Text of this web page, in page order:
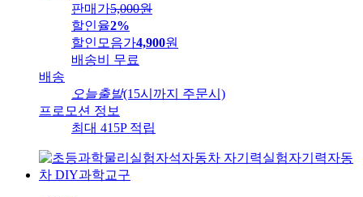
판매가5,000원
할인율2%
할인모음가4,900원
배송비
무료
배송
오늘출발(15시까지 주문시)
프로모션 정보
최대 415P 적립